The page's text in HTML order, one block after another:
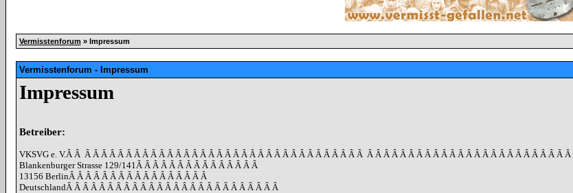
Vermisstenforum » Impressum
Vermisstenforum - Impressum
Impressum
Betreiber:
VKSVG e. V.Â Â Â Â Â Â Â Â Â Â Â Â Â Â Â Â Â Â Â Â Â Â Â Â Â Â Â Â Â Â Â Â Â Â Â Â Â Â Â Â Â Â Â Â Â Â Â Â Â Â Â Â Â Â Â Â Â Â Â Â Â
Blankenburger Strasse 129/141Â Â Â Â Â Â Â Â Â Â Â Â Â Â Â
13156 BerlinÂ Â Â Â Â Â Â Â Â Â Â Â Â Â Â Â Â
DeutschlandÂ Â Â Â Â Â Â Â Â Â Â Â Â Â Â Â Â Â Â Â Â Â Â Â Â Â